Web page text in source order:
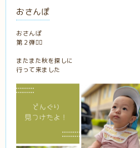
おさんぽ
おさんぽ
第２弾🚶‍♀️
またまた秋を探しに
行って来ました